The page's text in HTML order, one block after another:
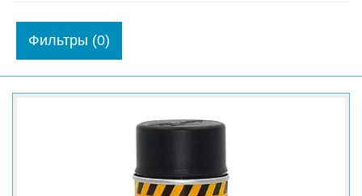
Фильтры (0)